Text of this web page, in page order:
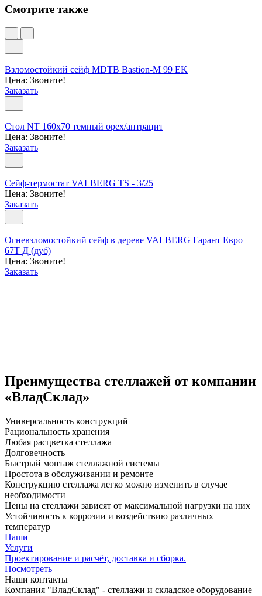
Смотрите также
Взломостойкий сейф MDTB Bastion-M 99 EK
Цена: Звоните!
Заказать
Стол NT 160x70 темный орех/антрацит
Цена: Звоните!
Заказать
Сейф-термостат VALBERG TS - 3/25
Цена: Звоните!
Заказать
Огневзломостойкий сейф в дереве VALBERG Гарант Евро
67Т Д (дуб)
Цена: Звоните!
Заказать
Преимущества стеллажей от компании
«ВладСклад»
Универсальность конструкций
Рациональность хранения
Любая расцветка стеллажа
Долговечность
Быстрый монтаж стеллажной системы
Простота в обслуживании и ремонте
Конструкцию стеллажа легко можно изменить в случае
необходимости
Цены на стеллажи зависят от максимальной нагрузки на них
Устойчивость к коррозии и воздействию различных
температур
Наши
Услуги
Проектирование и расчёт, доставка и сборка.
Посмотреть
Наши контакты
Компания "ВладСклад" - стеллажи и складское оборудование